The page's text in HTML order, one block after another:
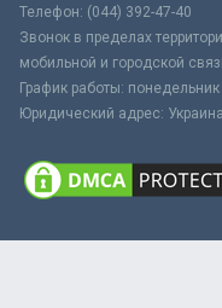
Телефон: (044) 392-47-40
Звонок в пределах
мобильной и городской
График работы:
Юридический адрес: